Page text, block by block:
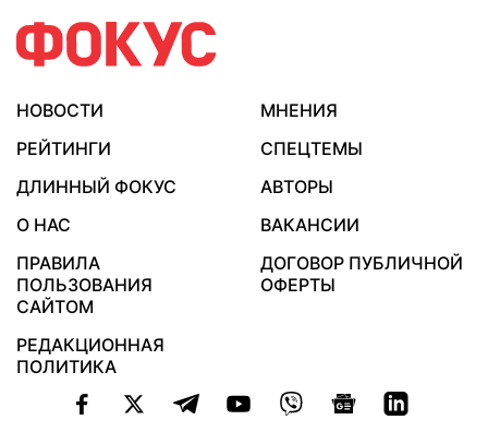
НОВОСТИ
МНЕНИЯ
РЕЙТИНГИ
СПЕЦТЕМЫ
ДЛИННЫЙ ФОКУС
АВТОРЫ
О НАС
ВАКАНСИИ
ПРАВИЛА
ПОЛЬЗОВАНИЯ
САЙТОМ
ДОГОВОР ПУБЛИЧНОЙ
ОФЕРТЫ
РЕДАКЦИОННАЯ
ПОЛИТИКА